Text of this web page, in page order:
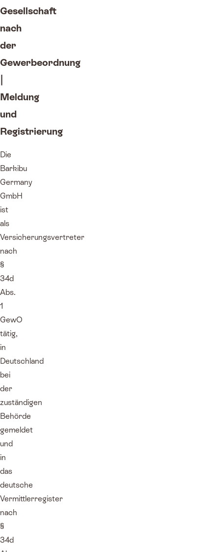
Gesellschaft
nach
der
Gewerbeordnung
Meldung
und
Registrierung
Die
Barkibu
Germany
GmbH
ist
als
Versicherungsvertreter
nach
§
34d
Abs.
1
GewO
tätig,
in
Deutschland
bei
der
zuständigen
Behörde
gemeldet
und
in
das
deutsche
Vermittlerregister
nach
§
34d